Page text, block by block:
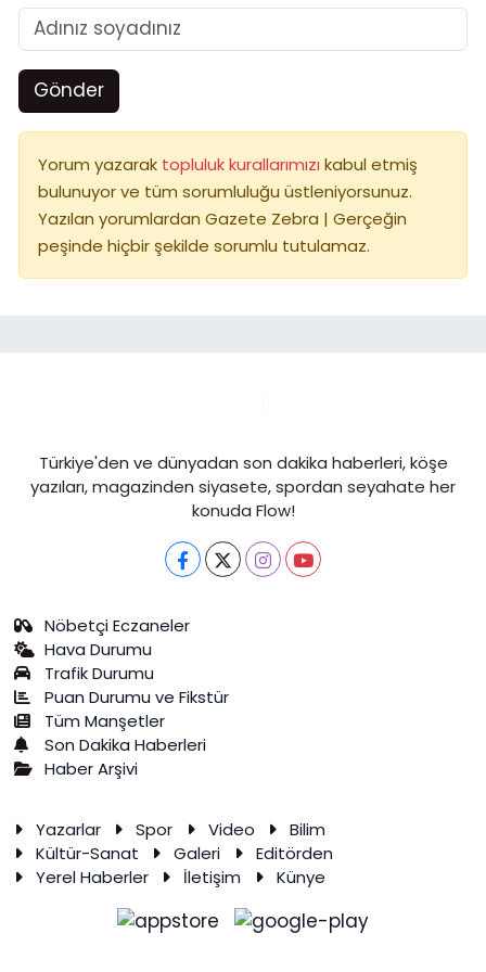
Gönder
Yorum yazarak topluluk kurallarımızı kabul etmiş
bulunuyor ve tüm sorumluluğu üstleniyorsunuz.
Yazılan yorumlardan Gazete Zebra | Gerçeğin
peşinde hiçbir şekilde sorumlu tutulamaz.
Türkiye'den ve dünyadan son dakika haberleri, köşe
yazıları, magazinden siyasete, spordan seyahate her
konuda Flow!
Nöbetçi Eczaneler
Hava Durumu
Trafik Durumu
Puan Durumu ve Fikstür
Tüm Manşetler
Son Dakika Haberleri
Haber Arşivi
Yazarlar Spor Video
Bilim
Kültür-Sanat
Galeri
Editörden
Yerel Haberler
İletişim Künye